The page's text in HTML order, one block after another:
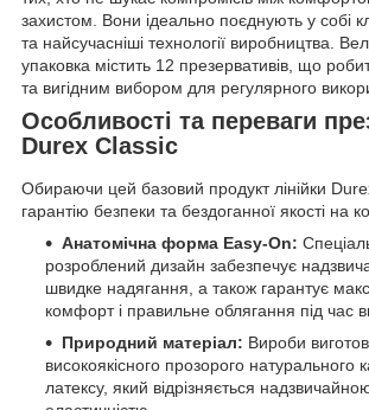
захистом. Вони ідеально поєднують у собі
та найсучасніші технології виробництва.
упаковка містить 12 презервативів, що
та вигідним вибором для регулярного
Особливості та переваги
Durex Classic
Обираючи цей базовий продукт лінійки
гарантію безпеки та бездоганної якості на
Анатомічна форма Easy-On:
розроблений дизайн забезпечує
швидке надягання, а також гарантує
комфорт і правильне облягання під час
Природний матеріал: Вироби
високоякісного прозорого натурального
латексу, який відрізняється